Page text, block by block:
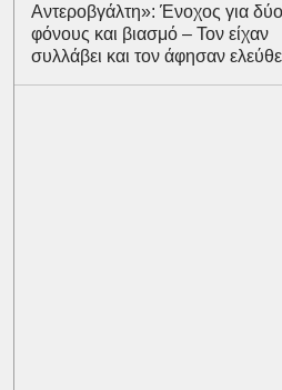
Αντεροβγάλτη»: Ένοχος για δύο
φόνους και βιασμό – Τον είχαν
συλλάβει και τον άφησαν